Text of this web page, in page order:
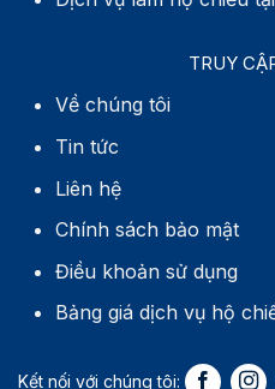
TRUY
Về chúng tôi
Tin tức
Liên hệ
Chính sách bảo mật
Điều khoản sử dụng
Bảng giá dịch vụ hộ